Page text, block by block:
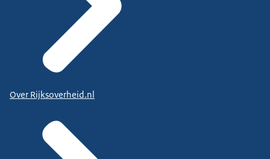
Over Rijksoverheid.nl